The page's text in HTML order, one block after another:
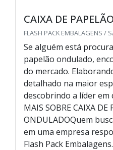
CAIXA DE
FLASH PACK EMBALAGENS /
Se alguém está
papelão ondulado,
do mercado.
detalhado na maior
descobrindo a líder em
MAIS SOBRE CAIXA DE
ONDULADOQuem
em uma empresa
Flash Pack